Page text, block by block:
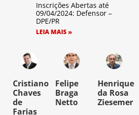
Inscrições Abertas até
09/04/2024: Defensor –
DPE/PR
LEIA MAIS »
Cristiano
Chaves
de
Farias
Felipe
Braga
Netto
Henrique
da Rosa
Ziesemer